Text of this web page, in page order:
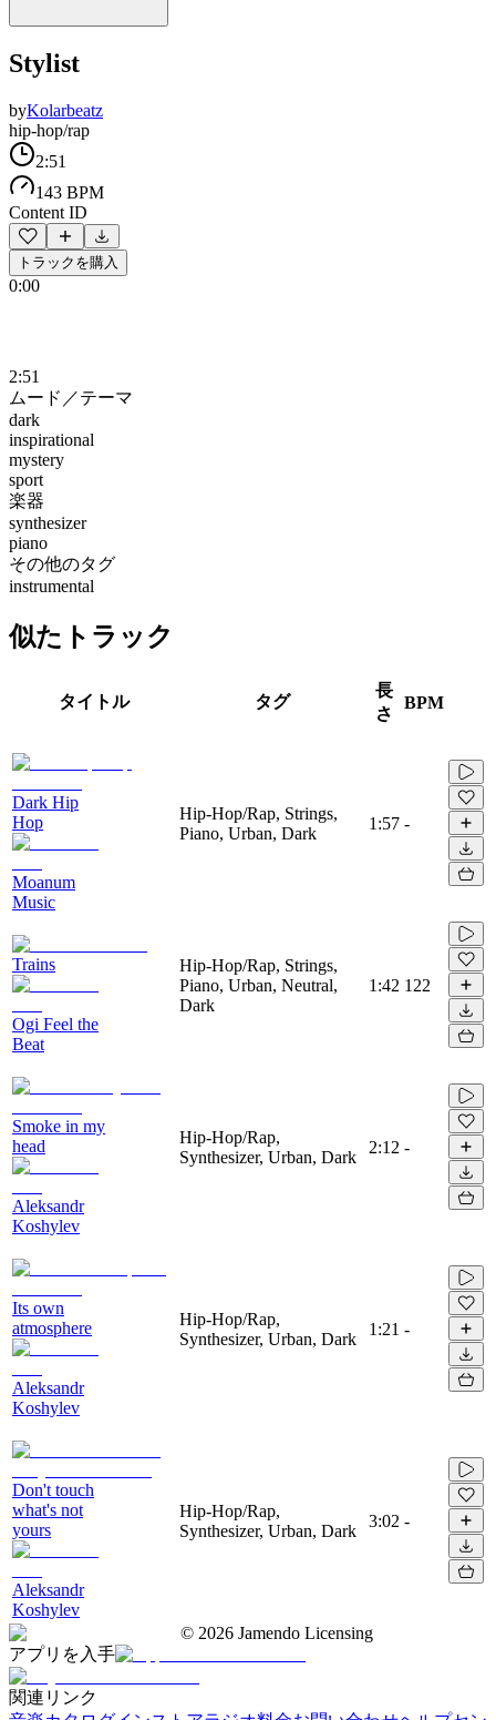
Stylist
byKolarbeatz
hip-hop/rap
2:51
143 BPM
Content ID
トラックを購入
0:00
2:51
ムード／テーマ
dark
inspirational
mystery
sport
楽器
synthesizer
piano
その他のタグ
instrumental
似たトラック
タイトル タグ
長
さ
BPM
Dark Hip
Hop
Moanum
Music
Hip-Hop/Rap, Strings,
Piano, Urban, Dark
1:57 -
Trains
Ogi Feel the
Beat
Hip-Hop/Rap, Strings,
Piano, Urban, Neutral,
Dark
1:42 122
Smoke in my
head
Aleksandr
Koshylev
Hip-Hop/Rap,
Synthesizer, Urban, Dark
2:12 -
Its own
atmosphere
Aleksandr
Koshylev
Hip-Hop/Rap,
Synthesizer, Urban, Dark
1:21 -
Don't touch
what's not
yours
Aleksandr
Koshylev
Hip-Hop/Rap,
Synthesizer, Urban, Dark
3:02 -
© 2026 Jamendo Licensing
アプリを入手
関連リンク